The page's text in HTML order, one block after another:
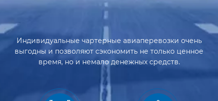
Индивидуальные чартерные авиаперевозки очень
выгодны и позволяют сэкономить не только ценное
время, но и немало денежных средств.